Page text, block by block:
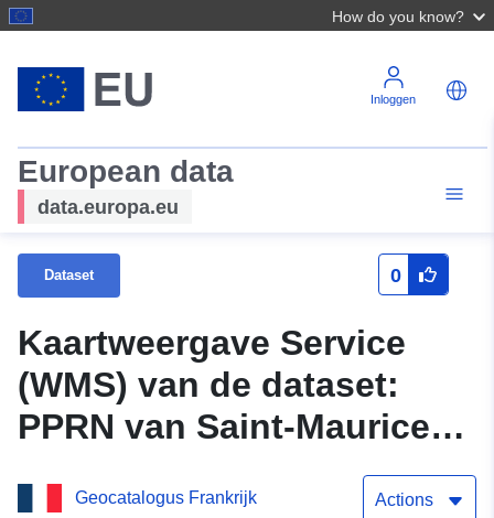
How do you know?
Inloggen
European data
data.europa.eu
Dataset 0
Kaartweergave Service
(WMS) van de dataset:
PPRN van Saint-Maurice-
Geocatalogus Frankrijk Actions